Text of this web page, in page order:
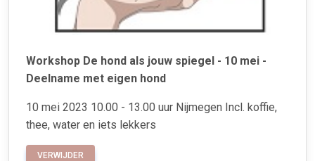
Workshop De hond als jouw spiegel - 10 mei -
Deelname met eigen hond
10 mei 2023 10.00 - 13.00 uur Nijmegen Incl. koffie,
thee, water en iets lekkers
VERWIJDER